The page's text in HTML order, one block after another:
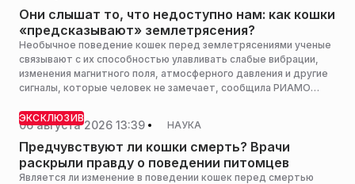
Они слышат то, что недоступно нам: как кошки
«предсказывают» землетрясения?
Необычное поведение кошек перед землетрясениями ученые
связывают с их способностью улавливать слабые вибрации,
изменения магнитного поля, атмосферного давления и другие
сигналы, которые человек не замечает, сообщила РИАМО
Гриненко.
ЭКСКЛЮЗИВ
06 августа 2026 13:39 НАУКА
Предчувствуют ли кошки смерть? Врачи
раскрыли правду о поведении питомцев
Является ли изменение в поведении кошек перед смертью